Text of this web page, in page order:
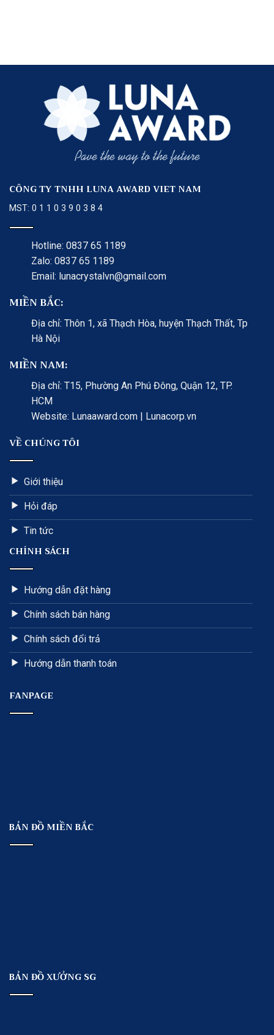
CÔNG TY TNHH LUNA AWARD VIET NAM
MST: 0 1 1 0 3 9 0 3 8 4
Hotline: 0837 65 1189
Zalo: 0837 65 1189
Email: lunacrystalvn@gmail.com
MIỀN BẮC:
Địa chỉ: Thôn 1, xã Thạch Hòa, huyện Thạch Thất, Tp
Hà Nội
MIỀN NAM:
Địa chỉ: T15, Phường An Phú Đông, Quận 12, TP.
HCM
Website: Lunaaward.com | Lunacorp.vn
VỀ CHÚNG TÔI
Giới thiệu
Hỏi đáp
Tin tức
CHÍNH SÁCH
Hướng dẫn đặt hàng
Chính sách bán hàng
Chính sách đổi trả
Hướng dẫn thanh toán
FANPAGE
BẢN ĐỒ MIỀN BẮC
BẢN ĐỒ XƯỞNG SG